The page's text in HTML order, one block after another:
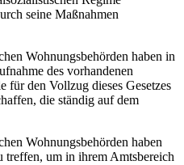
seine Maßnahmen
Wohnungsbehörden haben in
des vorhandenen
für den Vollzug dieses Gesetzes
die ständig auf dem
Wohnungsbehörden haben
treffen, um in ihrem Amtsbereich